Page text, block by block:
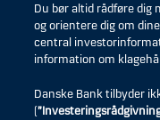
Du bør altid rådføre dig
og orientere dig om
central
information om
Danske Bank tilbyder
(